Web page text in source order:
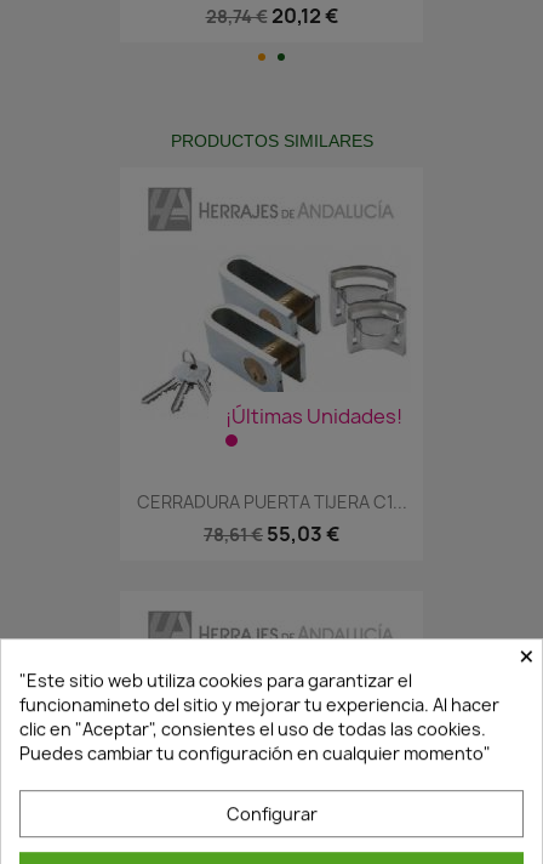
28,74 € 20,12 €
PRODUCTOS SIMILARES
¡Últimas Unidades!
CERRADURA PUERTA TIJERA C1...
78,61 € 55,03 €
¡Últimas Unidades!
×
"Este sitio web utiliza cookies para garantizar el
funcionamineto del sitio y mejorar tu experiencia. Al hacer
clic en "Aceptar", consientes el uso de todas las cookies.
Puedes cambiar tu configuración en cualquier momento"
Configurar